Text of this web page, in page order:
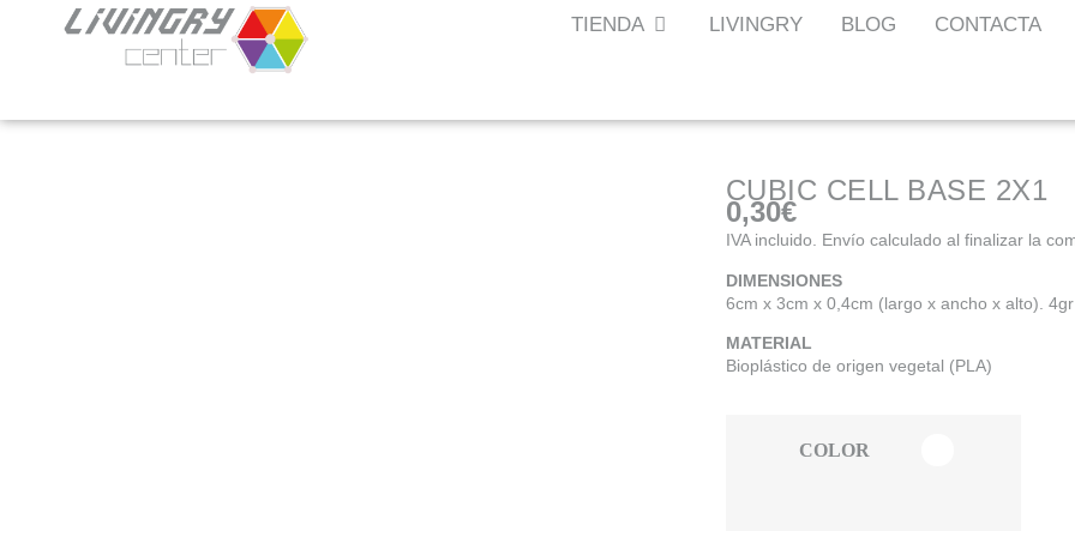
TIENDA LIVINGRY BLOG CONTACTA
CUBIC CELL BASE 2X1
0,30€
IVA incluido. Envío calculado al finalizar la
DIMENSIONES
6cm x 3cm x 0,4cm (largo x ancho x alto). 4gr
MATERIAL
Bioplástico de origen vegetal (PLA)
COLOR